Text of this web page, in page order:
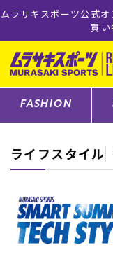
ムラサキスポーツ公式
買
ゲスト様
ログイン
CATEGORY
FASHION
ライフスタイル